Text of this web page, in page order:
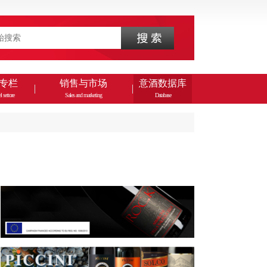
栏
settore
销售与市场
Sales and marketing
意酒数据库
Database